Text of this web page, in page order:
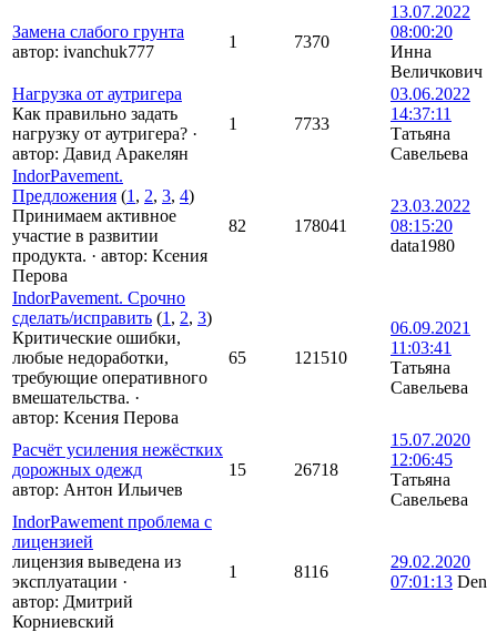
Замена слабого грунта
автор: ivanchuk777
1 7370
13.07.2022
08:00:20
Инна
Величкович
Нагрузка от аутригера
Как правильно задать
нагрузку от аутригера? ·
автор: Давид Аракелян
1 7733
03.06.2022
14:37:11
Татьяна
Савельева
IndorPavement.
Предложения (1 , 2, 3, 4)
Принимаем активное
участие в развитии
продукта. · автор: Ксения
Перова
82 178041
23.03.2022
08:15:20
data1980
IndorPavement. Срочно
сделать/исправить (1 , 2, 3)
Критические ошибки,
любые недоработки,
требующие оперативного
вмешательства. ·
автор: Ксения Перова
65 121510
06.09.2021
11:03:41
Татьяна
Савельева
Расчёт усиления нежёстких
дорожных одежд
автор: Антон Ильичев
15 26718
15.07.2020
12:06:45
Татьяна
Савельева
IndorPawement проблема с
лицензией
лицензия выведена из
эксплуатации ·
автор: Дмитрий
Корниевский
1 8116
29.02.2020
07:01:13 Den